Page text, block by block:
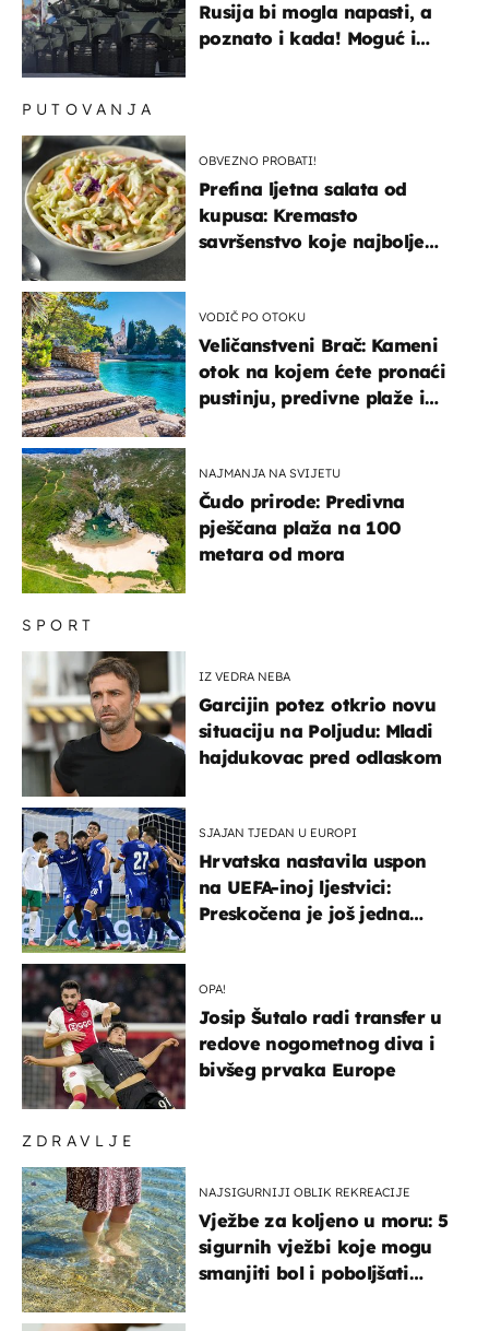
Rusija bi mogla napasti, a
poznato i kada! Moguć i
ZDRAVLJE
NAJSIGURNIJI OBLIK REKREACIJE
Vježbe za koljeno u moru: 5
sigurnih vježbi koje mogu
smanjiti bol i poboljšati
SPORT
IZ VEDRA NEBA
Garcijin potez otkrio novu
situaciju na Poljudu: Mladi
hajdukovac pred odlaskom
SJAJAN TJEDAN U EUROPI
Hrvatska nastavila uspon
na UEFA-inoj ljestvici:
Preskočena je još jedna
OPA!
Josip Šutalo radi transfer u
redove nogometnog diva i
bivšeg prvaka Europe
PUTOVANJA
OBVEZNO PROBATI!
Prefina ljetna salata od
kupusa: Kremasto
savršenstvo koje najbolje
VODIČ PO OTOKU
Veličanstveni Brač: Kameni
otok na kojem ćete pronaći
pustinju, predivne plaže i
NAJMANJA NA SVIJETU
Čudo prirode: Predivna
pješčana plaža na 100
metara od mora